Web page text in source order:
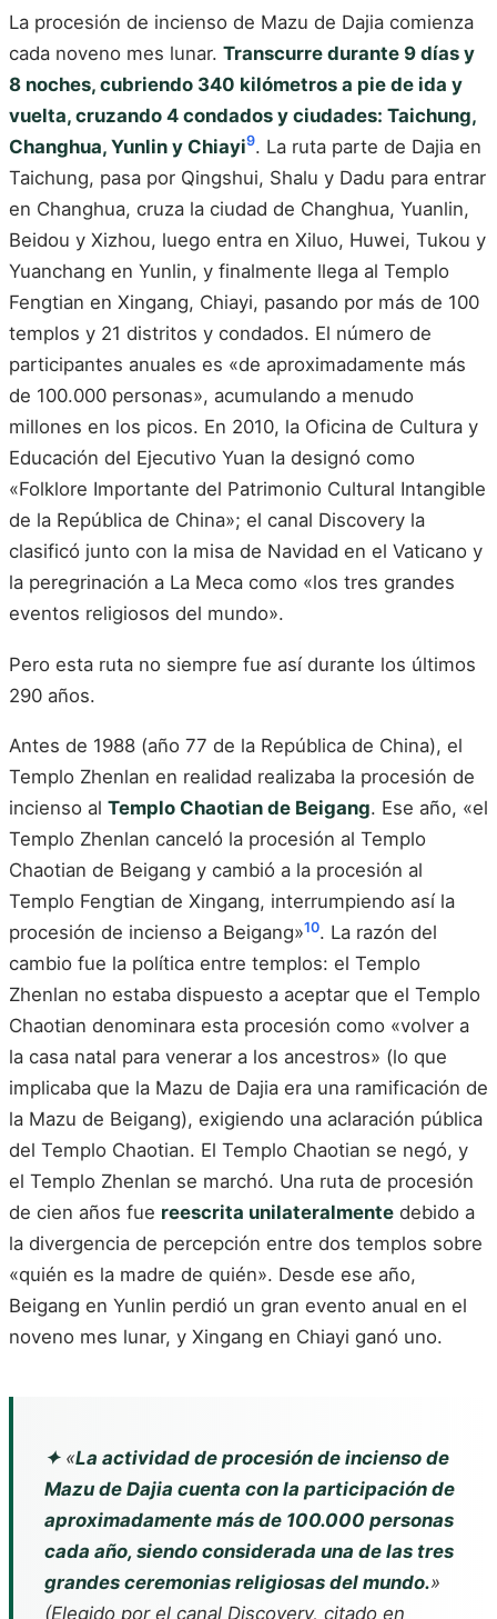
La procesión de incienso de Mazu de Dajia comienza
cada noveno mes lunar. Transcurre durante 9 días y
8 noches, cubriendo 340 kilómetros a pie de ida y
vuelta, cruzando 4 condados y ciudades: Taichung,
Changhua, Yunlin y Chiayi9. La ruta parte de Dajia en
Taichung, pasa por Qingshui, Shalu y Dadu para entrar
en Changhua, cruza la ciudad de Changhua, Yuanlin,
Beidou y Xizhou, luego entra en Xiluo, Huwei, Tukou y
Yuanchang en Yunlin, y finalmente llega al Templo
Fengtian en Xingang, Chiayi, pasando por más de 100
templos y 21 distritos y condados. El número de
participantes anuales es «de aproximadamente más
de 100.000 personas», acumulando a menudo
millones en los picos. En 2010, la Oficina de Cultura y
Educación del Ejecutivo Yuan la designó como
«Folklore Importante del Patrimonio Cultural Intangible
de la República de China»; el canal Discovery la
clasificó junto con la misa de Navidad en el Vaticano y
la peregrinación a La Meca como «los tres grandes
eventos religiosos del mundo».
Pero esta ruta no siempre fue así durante los últimos
290 años.
Antes de 1988 (año 77 de la República de China), el
Templo Zhenlan en realidad realizaba la procesión de
incienso al Templo Chaotian de Beigang. Ese año, «el
Templo Zhenlan canceló la procesión al Templo
Chaotian de Beigang y cambió a la procesión al
Templo Fengtian de Xingang, interrumpiendo así la
procesión de incienso a Beigang»10. La razón del
cambio fue la política entre templos: el Templo
Zhenlan no estaba dispuesto a aceptar que el Templo
Chaotian denominara esta procesión como «volver a
la casa natal para venerar a los ancestros» (lo que
implicaba que la Mazu de Dajia era una ramificación de
la Mazu de Beigang), exigiendo una aclaración pública
del Templo Chaotian. El Templo Chaotian se negó, y
el Templo Zhenlan se marchó. Una ruta de procesión
de cien años fue reescrita unilateralmente debido a
la divergencia de percepción entre dos templos sobre
«quién es la madre de quién». Desde ese año,
Beigang en Yunlin perdió un gran evento anual en el
noveno mes lunar, y Xingang en Chiayi ganó uno.
✦«La actividad de procesión de incienso de
Mazu de Dajia cuenta con la participación de
aproximadamente más de 100.000 personas
cada año, siendo considerada una de las tres
grandes ceremonias religiosas del mundo.»
(Elegido por el canal Discovery, citado en